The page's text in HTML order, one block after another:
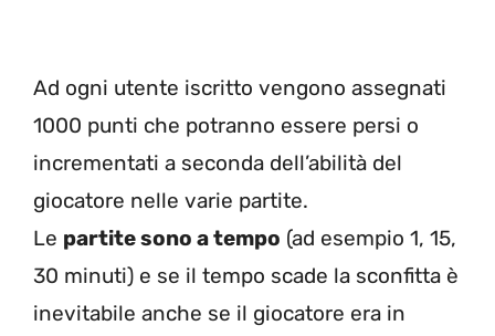
Ad ogni utente iscritto vengono assegnati
1000 punti che potranno essere persi o
incrementati a seconda dell’abilità del
giocatore nelle varie partite.
Le partite sono a tempo (ad esempio 1, 15,
30 minuti) e se il tempo scade la sconfitta è
inevitabile anche se il giocatore era in